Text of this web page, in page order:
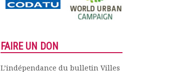
FAIRE UN DON
L’indépendance du bulletin Villes